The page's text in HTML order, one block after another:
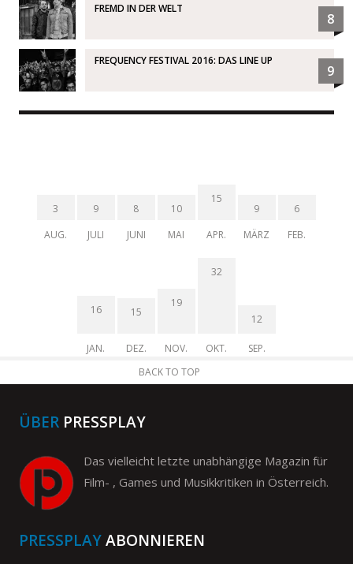
FREMD IN DER WELT
8
FREQUENCY FESTIVAL 2016: DAS LINE UP
9
3
AUG.
9
JULI
8
JUNI
10
MAI
15
APR.
9
MÄRZ
6
FEB.
16
JAN.
15
DEZ.
19
NOV.
32
OKT.
12
SEP.
BACK TO TOP
ÜBER PRESSPLAY
Das vielleicht letzte unabhängige Magazin für
Film- , Games und Musikkritiken in Österreich.
PRESSPLAYABONNIEREN